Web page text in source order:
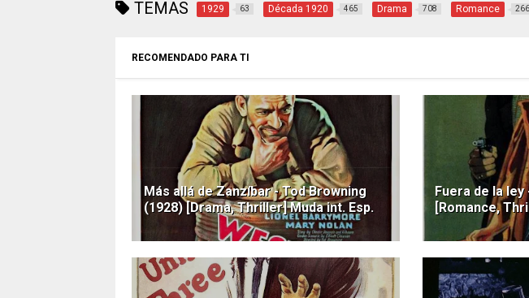
TEMAS 1929 63 Década 1920 465 Drama 708 Romance 266
RECOMENDADO PARA TI
Más allá de Zanzíbar - Tod Browning
(1928) [Drama, Thriller] Muda int. Esp.
Fuera de la
[Romance,